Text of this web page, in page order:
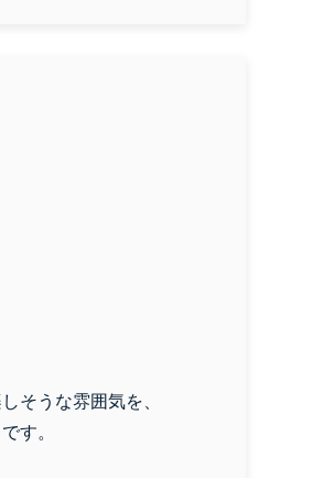
そうな雰囲気を、
す。